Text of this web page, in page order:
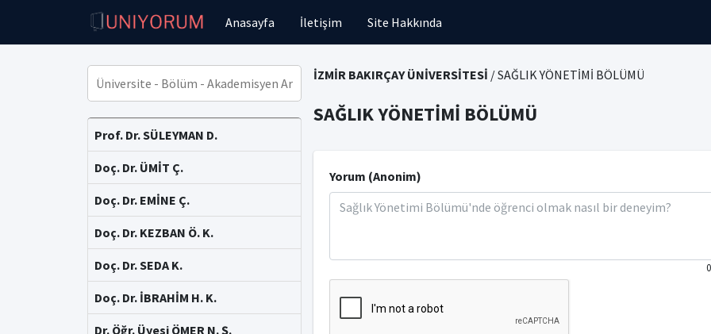
Anasayfa İletişim Site Hakkında
Prof. Dr. SÜLEYMAN D.
Doç. Dr. ÜMİT Ç.
Doç. Dr. EMİNE Ç.
Doç. Dr. KEZBAN Ö. K.
Doç. Dr. SEDA K.
Doç. Dr. İBRAHİM H. K.
Dr. Öğr. Üyesi ÖMER N. Ş.
İZMİR BAKIRÇAY ÜNİVERSİTESİ / SAĞLIK YÖNETİMİ BÖLÜMÜ
SAĞLIK YÖNETİMİ BÖLÜMÜ
Yorum (Anonim)
0